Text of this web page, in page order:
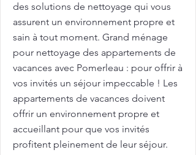
des solutions de nettoyage qui vous
assurent un environnement propre et
sain à tout moment. Grand ménage
pour nettoyage des appartements de
vacances avec Pomerleau : pour offrir à
vos invités un séjour impeccable ! Les
appartements de vacances doivent
offrir un environnement propre et
accueillant pour que vos invités
profitent pleinement de leur séjour.